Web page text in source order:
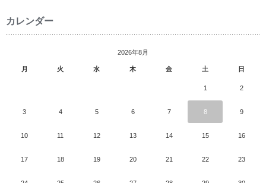
カレンダー
2026年8月
月 火 水 木 金 土 日
1 2
3 4 5 6 7 8 9
10 11 12 13 14 15 16
17 18 19 20 21 22 23